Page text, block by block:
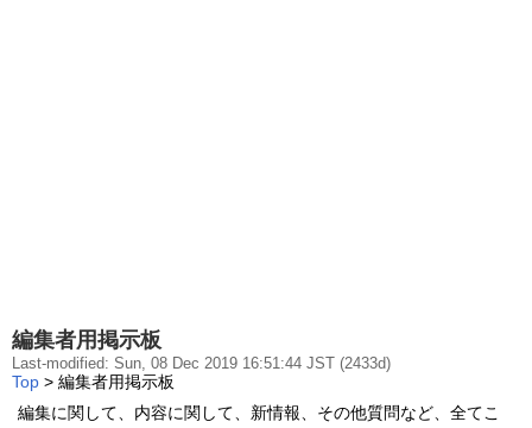
編集者用掲示板
Last-modified: Sun, 08 Dec 2019 16:51:44 JST (2433d)
Top > 編集者用掲示板
編集に関して、内容に関して、新情報、その他質問など、全てこ